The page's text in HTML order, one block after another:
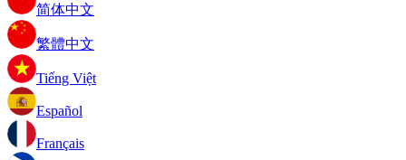
简体中文
繁體中文
Tiếng Việt
Español
Français